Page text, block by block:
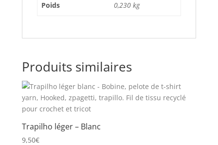
Poids 0,230 kg
Produits similaires
Trapilho léger – Blanc
9,50€